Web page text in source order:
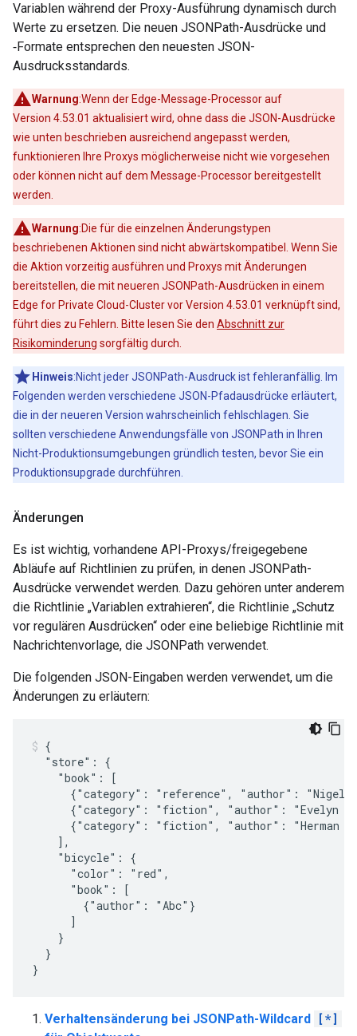
Variablen während der Proxy-Ausführung dynamisch durch
Werte zu ersetzen. Die neuen JSONPath-Ausdrücke und
‑Formate entsprechen den neuesten JSON-
Ausdrucksstandards.
Warnung:Wenn der Edge-Message-Processor auf
Version 4.53.01 aktualisiert wird, ohne dass die JSON-Ausdrücke
wie unten beschrieben ausreichend angepasst werden,
funktionieren Ihre Proxys möglicherweise nicht wie vorgesehen
oder können nicht auf dem Message-Processor bereitgestellt
werden.
Warnung:Die für die einzelnen Änderungstypen
beschriebenen Aktionen sind nicht abwärtskompatibel. Wenn Sie
die Aktion vorzeitig ausführen und Proxys mit Änderungen
bereitstellen, die mit neueren JSONPath-Ausdrücken in einem
Edge for Private Cloud-Cluster vor Version 4.53.01 verknüpft sind,
führt dies zu Fehlern. Bitte lesen Sie den Abschnitt zur
Risikominderung sorgfältig durch.
Hinweis:Nicht jeder JSONPath-Ausdruck ist fehleranfällig. Im
Folgenden werden verschiedene JSON-Pfadausdrücke erläutert,
die in der neueren Version wahrscheinlich fehlschlagen. Sie
sollten verschiedene Anwendungsfälle von JSONPath in Ihren
Nicht-Produktionsumgebungen gründlich testen, bevor Sie ein
Produktionsupgrade durchführen.
Änderungen
Es ist wichtig, vorhandene API-Proxys/freigegebene
Abläufe auf Richtlinien zu prüfen, in denen JSONPath-
Ausdrücke verwendet werden. Dazu gehören unter anderem
die Richtlinie „Variablen extrahieren“, die Richtlinie „Schutz
vor regulären Ausdrücken“ oder eine beliebige Richtlinie mit
Nachrichtenvorlage, die JSONPath verwendet.
Die folgenden JSON-Eingaben werden verwendet, um die
Änderungen zu erläutern:
{
  "store": {
    "book": [
{"category": "reference", "author": "Nigel
{"category": "fiction", "author": "Evelyn
{"category": "fiction", "author": "Herman
    ],
    "bicycle": {
      "color": "red",
      "book": [
        {"author": "Abc"}
      ]
    }
  }
Verhaltensänderung bei JSONPath-Wildcard [*]